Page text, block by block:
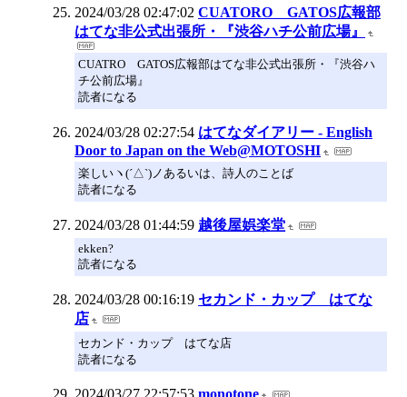
2024/03/28 02:47:02 CUATORO GATOS広報部
はてな非公式出張所・『渋谷ハチ公前広場』
CUATRO GATOS広報部はてな非公式出張所・『渋谷ハ
チ公前広場』
読者になる
2024/03/28 02:27:54 はてなダイアリー - English
Door to Japan on the Web@MOTOSHI
楽しいヽ(´△`)ノあるいは、詩人のことば
読者になる
2024/03/28 01:44:59 越後屋娯楽堂
ekken?
読者になる
2024/03/28 00:16:19 セカンド・カップ はてな
店
セカンド・カップ はてな店
読者になる
2024/03/27 22:57:53 monotone